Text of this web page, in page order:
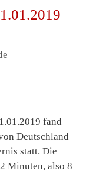
fand
Deutschland
statt. Die
Minuten, also 8